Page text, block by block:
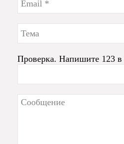
Проверка. Напишите 123 в